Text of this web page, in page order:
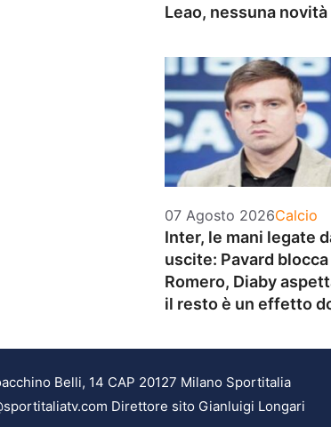
Leao, nessuna novità
07 Agosto 2026Categorie
Calcio
Inter, le mani legate
uscite: Pavard blocca
Romero, Diaby
il resto è un effetto
Belli, 14 CAP 20127 Milano Sportitalia
Direttore sito Gianluigi Longari